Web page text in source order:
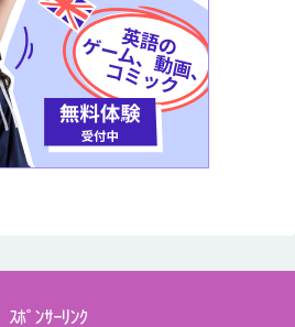
ｽﾎﾟﾝｻｰﾘﾝｸ